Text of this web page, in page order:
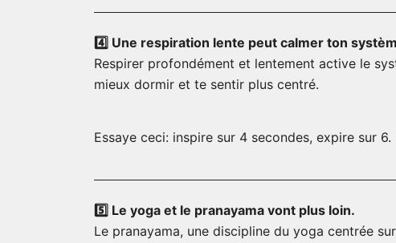
4️⃣ Une respiration lente peut calmer ton
Respirer profondément et lentement active le
mieux dormir et te sentir plus centré.
Essaye ceci: inspire sur 4 secondes, expire sur
5️⃣ Le yoga et le pranayama vont plus loin.
Le pranayama, une discipline du yoga centrée